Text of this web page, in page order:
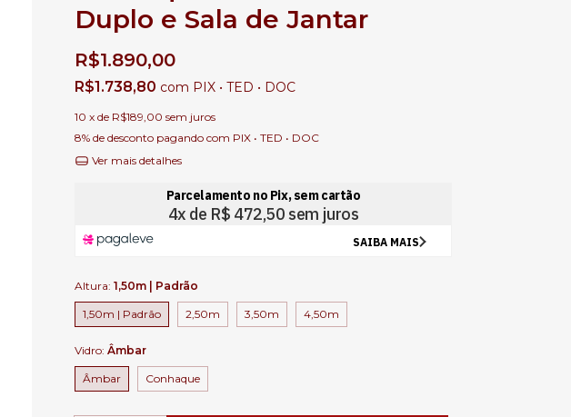
Duplo e Sala de Jantar
R$1.890,00
R$1.738,80 com PIX • TED • DOC
10 x de R$189,00 sem juros
8% de desconto pagando com PIX • TED • DOC
Ver mais detalhes
Altura: 1,50m | Padrão
1,50m | Padrão 2,50m 3,50m 4,50m
Vidro: Âmbar
Âmbar Conhaque